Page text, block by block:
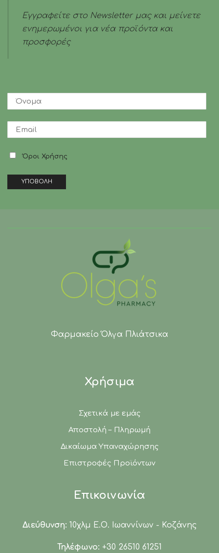
Εγγραφείτε στο Newsletter μας και μείνετε
ενημερωμένοι για νέα προϊόντα και
προσφορές
Όροι Χρήσης
Φαρμακείο Όλγα Πλιάτσικα
Χρήσιμα
Σχετικά με εμάς
Αποστολή – Πληρωμή
Δικαίωμα Υπαναχώρησης
Επιστροφές Προϊόντων
Επικοινωνία
Διεύθυνση: 10χλμ Ε.Ο. Ιωαννίνων - Κοζάνης
Τηλέφωνο: +30 26510 61251